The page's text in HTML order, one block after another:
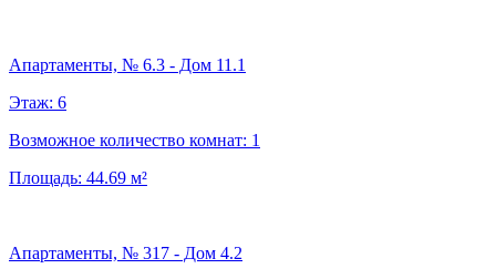
Апартаменты, № 6.3 - Дом 11.1
Этаж: 6
Возможное количество комнат: 1
Площадь: 44.69 м²
Апартаменты, № 317 - Дом 4.2